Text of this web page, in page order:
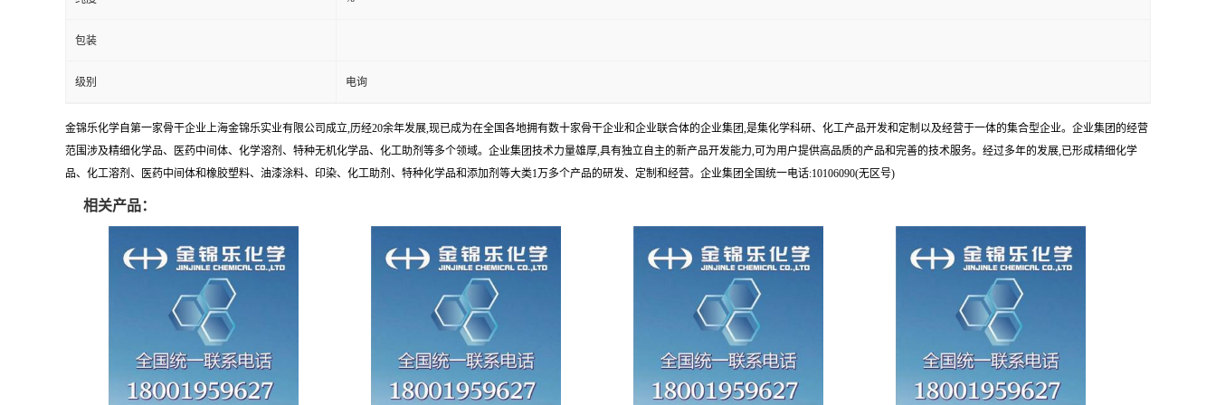
包装
级别 电询
金锦乐化学自第一家骨干企业上海金锦乐实业有限公司成立,历经20余年发展,现已成为在全国各地拥有数十家骨干企业和企业联合体的企业集团,是集化学科研、化工产品开发和定制以及经营于一体的集合型企业。企业集团的经营
范围涉及精细化学品、医药中间体、化学溶剂、特种无机化学品、化工助剂等多个领域。企业集团技术力量雄厚,具有独立自主的新产品开发能力,可为用户提供高品质的产品和完善的技术服务。经过多年的发展,已形成精细化学
品、化工溶剂、医药中间体和橡胶塑料、油漆涂料、印染、化工助剂、特种化学品和添加剂等大类1万多个产品的研发、定制和经营。企业集团全国统一电话:10106090(无区号)
相关产品：